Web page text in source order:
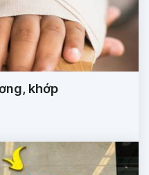
khớp